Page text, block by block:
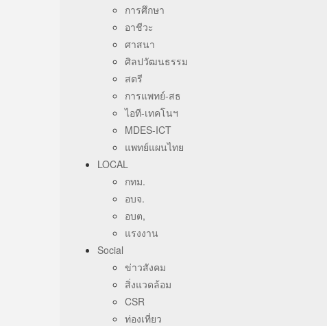
การศึกษา
อาชีวะ
ศาสนา
ศิลปวัฒนธรรม
สตรี
การแพทย์-สธ
ไอที-เทคโนฯ
MDES-ICT
แพทย์แผนไทย
LOCAL
กทม.
อบจ.
อบต,
แรงงาน
Social
ข่าวสังคม
สิ่งแวดล้อม
CSR
ท่องเที่ยว